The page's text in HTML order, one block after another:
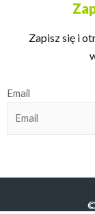
Zapisz się i
Email